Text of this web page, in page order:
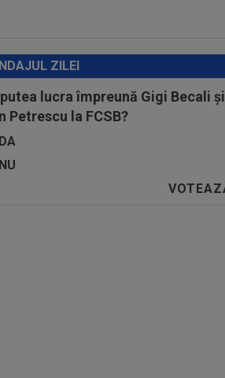
ZILEI
lucra împreună Gigi Becali și
Petrescu la FCSB?
DA
NU